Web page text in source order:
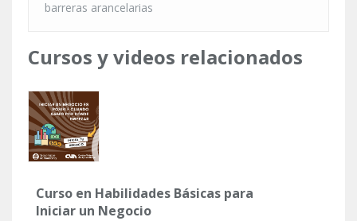
barreras arancelarias
Cursos y videos relacionados
Curso en Habilidades Básicas para
Iniciar un Negocio